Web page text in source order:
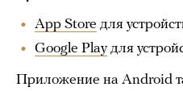
App Store для
Google Playдля
️Приложение на Android